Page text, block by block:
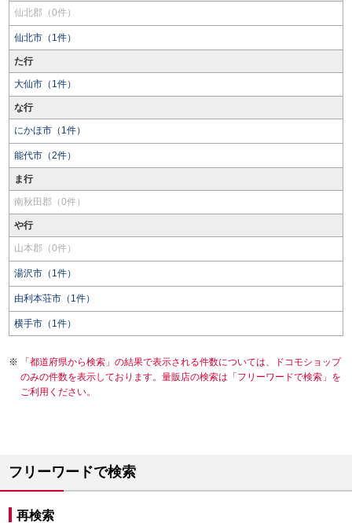
仙北郡（0件）
仙北市（1件）
た行
大仙市（1件）
な行
にかほ市（1件）
能代市（2件）
ま行
南秋田郡（0件）
や行
山本郡（0件）
湯沢市（1件）
由利本荘市（1件）
横手市（1件）
「都道府県から検索」の結果で表示される件数については、ドコモショップ
のみの件数を表示しております。量販店の検索は「フリーワードで検索」を
ご利用ください。
フリーワードで検索
再検索